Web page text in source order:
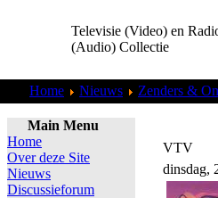
Televisie (Video) en
(Audio) Collectie
Home Nieuws Zenders &
Main Menu
Home
Over deze Site
Nieuws
Discussieforum
VTV
dinsdag,